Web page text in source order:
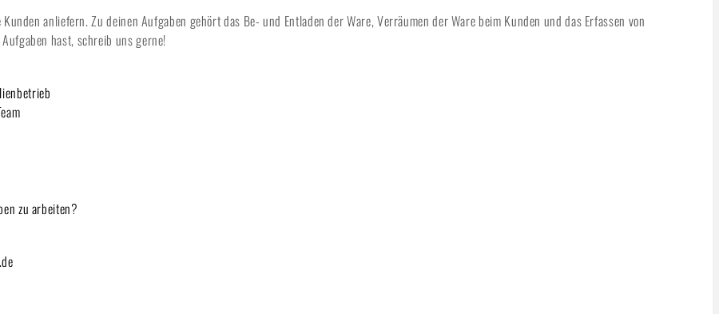
anliefern. Zu deinen Aufgaben gehört das Be- und Entladen der Ware, Verräumen der Ware beim Kunden und das Erfassen von
hast, schreib uns gerne!
zu arbeiten?